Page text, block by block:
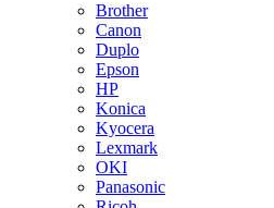
Brother
Canon
Duplo
Epson
HP
Konica
Kyocera
Lexmark
OKI
Panasonic